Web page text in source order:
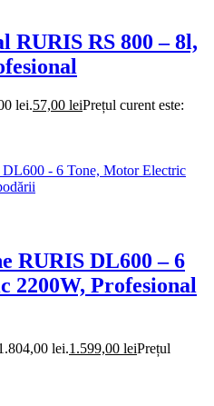
RS 800 – 8l,
lei.57,00 leiPrețul curent este:
RURIS DL600 – 6
2200W, Profesional
lei.1.599,00 leiPrețul